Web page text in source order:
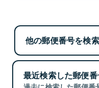
他の郵便番号を検
最近検索した郵便